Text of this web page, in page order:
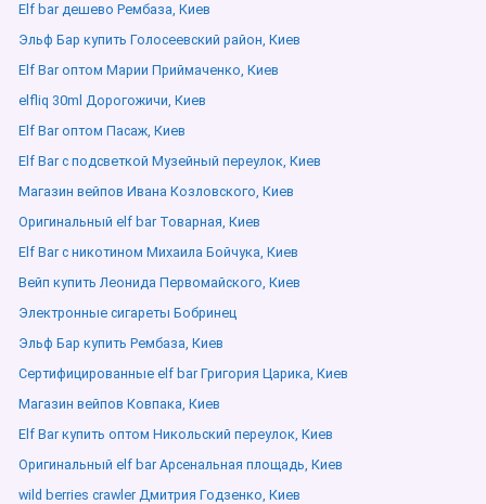
Elf bar дешево Рембаза, Киев
Эльф Бар купить Голосеевский район, Киев
Elf Bar оптом Марии Приймаченко, Киев
elfliq 30ml Дорогожичи, Киев
Elf Bar оптом Пасаж, Киев
Elf Bar с подсветкой Музейный переулок, Киев
Магазин вейпов Ивана Козловского, Киев
Оригинальный elf bar Товарная, Киев
Elf Bar с никотином Михаила Бойчука, Киев
Вейп купить Леонида Первомайского, Киев
Электронные сигареты Бобринец
Эльф Бар купить Рембаза, Киев
Сертифицированные elf bar Григория Царика, Киев
Магазин вейпов Ковпака, Киев
Elf Bar купить оптом Никольский переулок, Киев
Оригинальный elf bar Арсенальная площадь, Киев
wild berries crawler Дмитрия Годзенко, Киев